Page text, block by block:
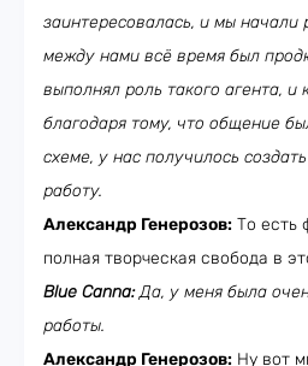
заинтересовалась, и мы начали
между нами всё время был
выполнял роль такого агента, и
благодаря тому, что общение
схеме, у нас получилось
работу.
Александр Генерозов: То есть
полная творческая свобода в
Blue Canna: Да, у меня была
работы.
Александр Генерозов: Ну вот